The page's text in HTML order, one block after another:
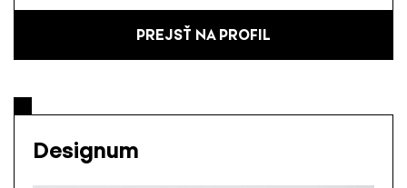
PREJSŤ NA PROFIL
Designum